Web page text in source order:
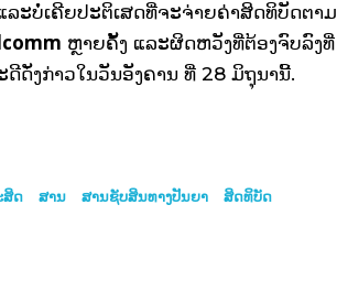
ະບໍ່ເຄີຍປະຕິເສດທີ່ຈະຈ່າຍຄ່າສິດທິບັດຕາມ
ຫຼາຍຄັ້ງ ແລະຜິດຫວັງທີ່ຕ້ອງຈົບລົງທີ່
ດັ່ງກ່າວໃນວັນອັງຄານ ທີ່ 28 ມິຖຸນານີ້.
ສິດ ສານ ສານຊັບສິນທາງປັນຍາ
ສິດ​ທິ​ບັດ